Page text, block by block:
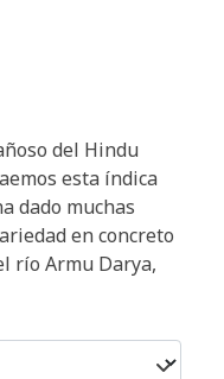
del Hindu
esta índica
dado muchas
en concreto
río Armu Darya,